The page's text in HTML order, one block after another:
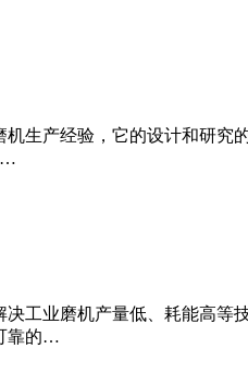
生产经验，它的设计和研
…
工业磨机产量低、耗能高
靠的…